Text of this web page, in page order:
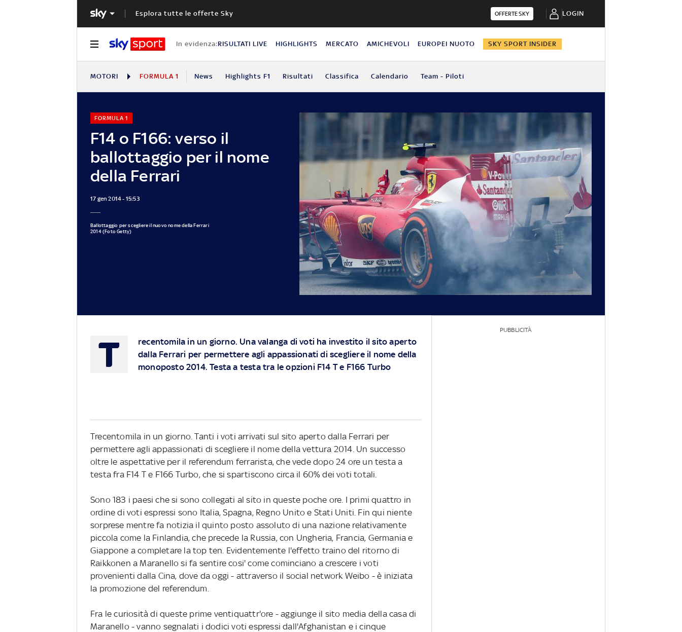
Esplora tutte le offerte Sky OFFERTE SKY LOGIN
In evidenza:RISULTATI LIVE HIGHLIGHTS MERCATO AMICHEVOLI EUROPEI NUOTO SKY SPORT INSIDER
MOTORI FORMULA 1 News Highlights F1 Risultati Classifica Calendario Team - Piloti
F14 o F166: verso il
ballottaggio per il nome
della Ferrari
FORMULA 1
17 gen 2014 - 15:53
Ballottaggio per scegliere il nuovo nome della Ferrari
2014 (Foto Getty)
T
recentomila in un giorno. Una valanga di voti ha investito il sito aperto
dalla Ferrari per permettere agli appassionati di scegliere il nome della
monoposto 2014. Testa a testa tra le opzioni F14 T e F166 Turbo
Trecentomila in un giorno. Tanti i voti arrivati sul sito aperto dalla Ferrari per
permettere agli appassionati di scegliere il nome della vettura 2014. Un successo
oltre le aspettative per il referendum ferrarista, che vede dopo 24 ore un testa a
testa fra F14 T e F166 Turbo, che si spartiscono circa il 60% dei voti totali.
Sono 183 i paesi che si sono collegati al sito in queste poche ore. I primi quattro in
ordine di voti espressi sono Italia, Spagna, Regno Unito e Stati Uniti. Fin qui niente
sorprese mentre fa notizia il quinto posto assoluto di una nazione relativamente
piccola come la Finlandia, che precede la Russia, con Ungheria, Francia, Germania e
Giappone a completare la top ten. Evidentemente l'effetto traino del ritorno di
Raikkonen a Maranello si fa sentire cosi' come cominciano a crescere i voti
provenienti dalla Cina, dove da oggi - attraverso il social network Weibo - è iniziata
la promozione del referendum.
Fra le curiosità di queste prime ventiquattr'ore - aggiunge il sito media della casa di
Maranello - vanno segnalati i dodici voti espressi dall'Afghanistan e i cinque
PUBBLICITÀ